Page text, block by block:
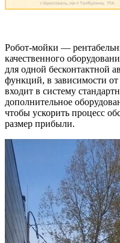
Робот-мойки —
качественного
для одной бесконтактной
функций, в зависимости
входит в систему
дополнительное
чтобы ускорить процесс
размер прибыли.